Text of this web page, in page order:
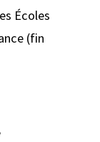
Écoles
(fin